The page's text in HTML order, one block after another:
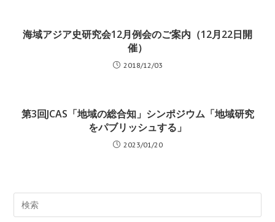
海域アジア史研究会12月例会のご案内（12月22日開
催）
2018/12/03
第3回JCAS「地域の総合知」シンポジウム「地域研究
をパブリッシュする」
2023/01/20